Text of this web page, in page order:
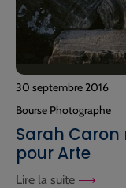
30 septembre 2016
Bourse Photographe
Sarah Caron
pour Arte
Lire la suite